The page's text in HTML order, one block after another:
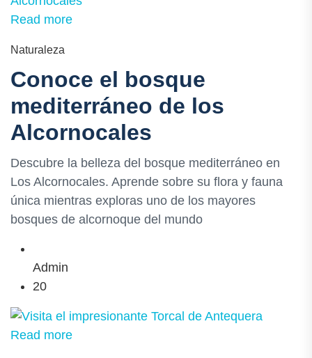
Read more
Naturaleza
Conoce el bosque
mediterráneo de los
Alcornocales
Descubre la belleza del bosque mediterráneo en
Los Alcornocales. Aprende sobre su flora y fauna
única mientras exploras uno de los mayores
bosques de alcornoque del mundo
Admin
20
Read more